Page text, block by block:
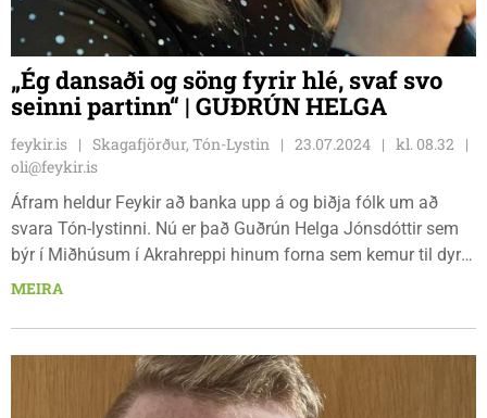
„Ég dansaði og söng fyrir hlé, svaf svo
seinni partinn“ | GUÐRÚN HELGA
feykir.is Skagafjörður, Tón-Lystin 23.07.2024
kl. 08.32
oli@feykir.is
Áfram heldur Feykir að banka upp á og biðja fólk um að
svara Tón-lystinni. Nú er það Guðrún Helga Jónsdóttir sem
býr í Miðhúsum í Akrahreppi hinum forna sem kemur til dyra.
Hún segist vera af hinum óviðjafnanlega 1975 árgangi og
„Pabbi, Jón Stefán Gíslason, er borinn þar og barnfæddur en
mamma, Sigríður Garðarsdóttir, er ættuð úr Neðra Ási,“ segir
MEIRA